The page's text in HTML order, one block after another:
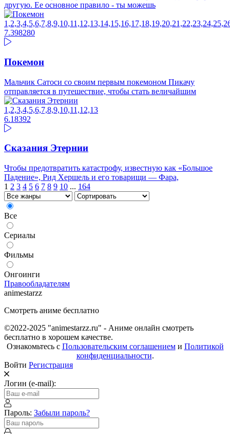
другую. Ее основное правило - ты можешь
7.398280
Покемон
Мальчик Сатоси со своим первым покемоном Пикачу
отправляется в путешествие, чтобы стать величайшим
1,2,3,4,5,6,7,8,9,10,11,12,13
6.18392
Сказания Этернии
Чтобы предотвратить катастрофу, известную как «Большое
Падение», Рид Хершель и его товарищи — Фара,
1 2 3 4 5 6 7 8 9 10 ... 164
Все
Сериалы
Фильмы
Онгоинги
Правообладателям
animestarzz
Смотреть аниме бесплатно
©2022-2025 "animestarzz.ru" - Аниме онлайн смотреть
бесплатно в хорошем качестве.
Ознакомьтесь с Пользовательским соглашениеми Политикой
конфиденциальности.
Войти Регистрация
Логин (e-mail):
Пароль: Забыли пароль?